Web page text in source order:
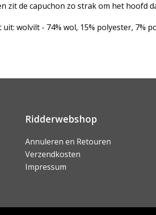
zit de capuchon zo strak om het hoofd
wolvilt - 74% wol, 15% polyester, 7%
Ridderwebshop
Annuleren en Retouren
Verzendkosten
Impressum